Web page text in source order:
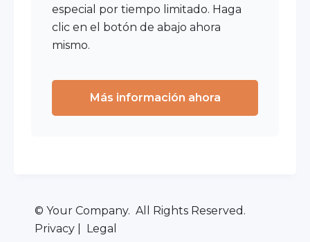
especial por tiempo limitado. Haga
clic en el botón de abajo ahora
mismo.
Más información ahora
© Your Company. All Rights Reserved.
Privacy | Legal